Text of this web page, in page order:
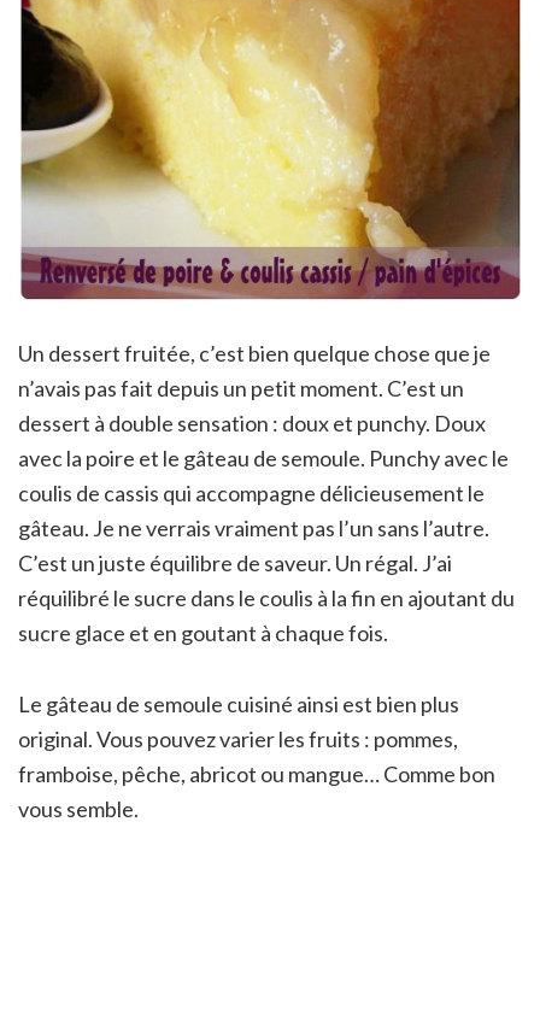
Un dessert fruitée, c’est bien quelque chose que je
n’avais pas fait depuis un petit moment. C’est un
dessert à double sensation : doux et punchy. Doux
avec la poire et le gâteau de semoule. Punchy avec le
coulis de cassis qui accompagne délicieusement le
gâteau. Je ne verrais vraiment pas l’un sans l’autre.
C’est un juste équilibre de saveur. Un régal. J’ai
réquilibré le sucre dans le coulis à la fin en ajoutant du
sucre glace et en goutant à chaque fois.
Le gâteau de semoule cuisiné ainsi est bien plus
original. Vous pouvez varier les fruits : pommes,
framboise, pêche, abricot ou mangue… Comme bon
vous semble.